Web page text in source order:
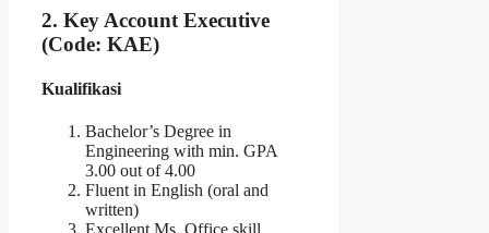
2. Key Account Executive
(Code: KAE)
Kualifikasi
Bachelor’s Degree in
Engineering with min. GPA
3.00 out of 4.00
Fluent in English (oral and
written)